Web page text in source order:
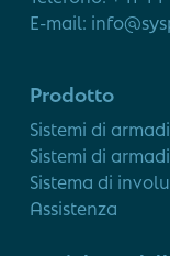
E-mail:
Prodotto
Sistemi di
Sistemi di
Sistema di
Assistenza